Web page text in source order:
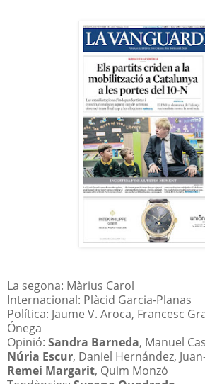
La segona: Màrius Carol
Internacional: Plàcid Garcia-Planas
Política: Jaume V. Aroca, Francesc
Ónega
Opinió: Sandra Barneda, Manuel
Núria Escur, Daniel Hernández,
Remei Margarit, Quim Monzó